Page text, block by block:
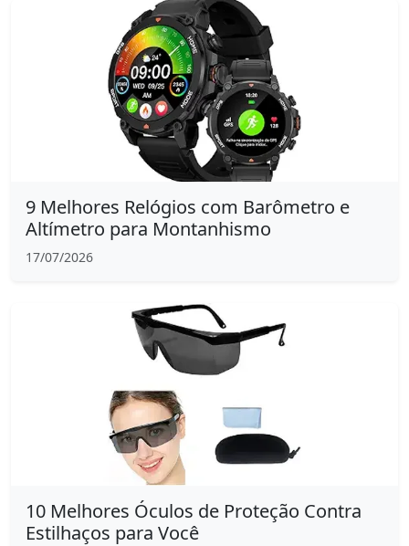
9 Melhores Relógios com Barômetro e
Altímetro para Montanhismo
17/07/2026
10 Melhores Óculos de Proteção Contra
Estilhaços para Você